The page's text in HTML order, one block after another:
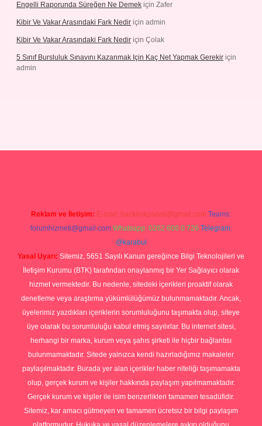
Engelli Raporunda Süreğen Ne Demek için Zafer
Kibir Ve Vakar Arasındaki Fark Nedir için admin
Kibir Ve Vakar Arasındaki Fark Nedir için Çolak
5 Sınıf Bursluluk Sınavını Kazanmak Için Kaç Net Yapmak Gerekir için
admin
Reklam ve İletişim: E-mail: backlinkpaneli@gmail.com Teams:
forumhizmeti@gmail.com Whatsapp: 0262 606 0 726 Telegram:
@karabul
Yasal Uyarı: Sitemiz, 5651 Sayılı Kanun gereğince Bilgi Teknolojileri ve
İletişim Kurumu (BTK) tarafından onaylanmış bir Yer Sağlayıcı olarak
hizmet vermektedir. Bu nedenle, sitedeki içerikleri proaktif olarak
denetleme veya araştırma yükümlülüğümüz bulunmamaktadır. Ancak,
üyelerimiz yazdıkları içeriklerin sorumluluğunu taşımakta olup, siteye
üye olarak bu sorumluluğu kabul etmiş sayılırlar. Bu internet sitesi,
herhangi bir marka, kurum veya şahıs şirketi ile hiçbir bağlantısı
bulunmamaktadır. Sitede yalnızca kendi hazırladığımız makaleler
paylaşılmaktadır. Burada yer alan içerikler haber niteliği taşımamakta
olup, gerçek kurum ve kişiler hakkında paylaşım yapılmamaktadır.
Gerçek kurum ve kişiler ile isim benzerlikleri tamamen tesadüfidir.
Sitemiz, kar amacı gütmeyen ve tamamen ücretsiz bir bilgi paylaşım